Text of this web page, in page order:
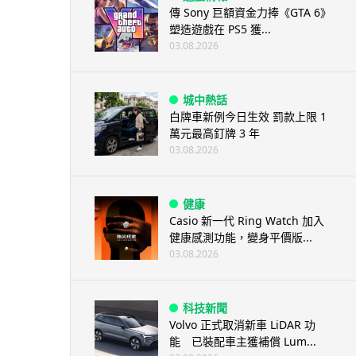
傳 Sony 巨額資金力捧《GTA 6》
塑造遊戲在 PS5 獲...
03.08.2026
城中熱話
白牌車新例今日生效 罰款上限 1
萬元最高釘牌 3 年
03.08.2026
健康
Casio 新一代 Ring Watch 加入
健康感測功能，變身平價版...
03.08.2026
科技新聞
Volvo 正式取消新車 LiDAR 功
能 已裝配車主獲補償 Lum...